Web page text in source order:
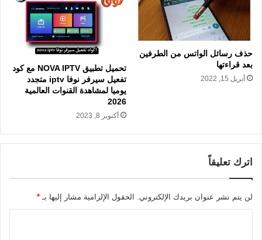
حذف رسائل الواتس من الطرفين
بعد قراءتها
أبريل 15, 2022
تحميل تطبيق NOVA IPTV مع كود
تفعيل سيرفر نوفا iptv متجدد
يوميا لمشاهدة القنوات العالمية
2026
أكتوبر 8, 2023
اترك تعليقاً
لن يتم نشر عنوان بريدك الإلكتروني. الحقول الإلزامية مشار إليها بـ *